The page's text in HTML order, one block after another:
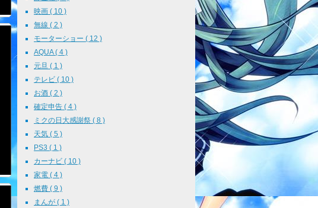
映画 ( 10 )
無線 ( 2 )
モーターショー ( 12 )
AQUA ( 4 )
元旦 ( 1 )
テレビ ( 10 )
お酒 ( 2 )
確定申告 ( 4 )
ミクの日大感謝祭 ( 8 )
天気 ( 5 )
PS3 ( 1 )
カーナビ ( 10 )
家電 ( 4 )
燃費 ( 9 )
まんが ( 1 )